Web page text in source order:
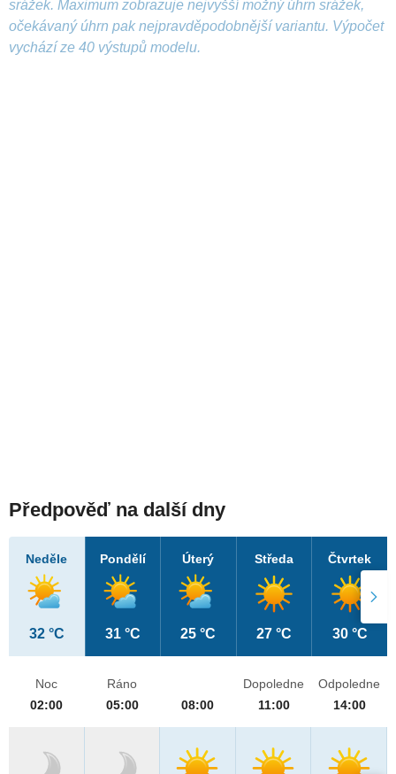
srážek. Maximum zobrazuje nejvyšší možný úhrn srážek,
očekávaný úhrn pak nejpravděpodobnější variantu. Výpočet
vychází ze 40 výstupů modelu.
Předpověď na další dny
Neděle
32 °C
Pondělí
31 °C
Úterý
25 °C
Středa
27 °C
Čtvrtek
30 °C
Noc
02:00
Ráno
05:00
08:00
Dopoledne
11:00
Odpoledne
14:00